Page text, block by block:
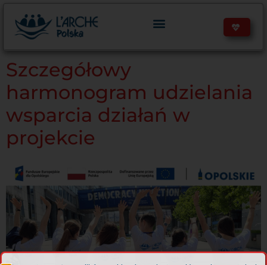
treści
Szczegółowy
harmonogram udzielania
wsparcia działań w
projekcie